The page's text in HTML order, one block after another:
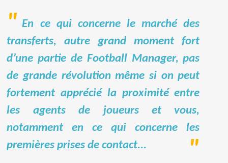
En ce qui concerne le marché des
transferts, autre grand moment fort
d’une partie de Football Manager, pas
de grande révolution même si on peut
fortement apprécié la proximité entre
les agents de joueurs et vous,
notamment en ce qui concerne les
premières prises de contact...